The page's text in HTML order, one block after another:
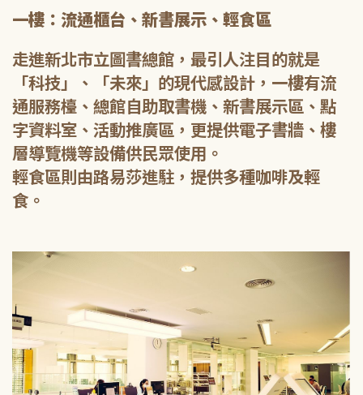
一樓：流通櫃台、新書展示、輕食區
走進新北市立圖書總館，最引人注目的就是
「科技」、「未來」的現代感設計，一樓有流
通服務檯、總館自助取書機、新書展示區、點
字資料室、活動推廣區，更提供電子書牆、樓
層導覽機等設備供民眾使用。
輕食區則由路易莎進駐，提供多種咖啡及輕
食。